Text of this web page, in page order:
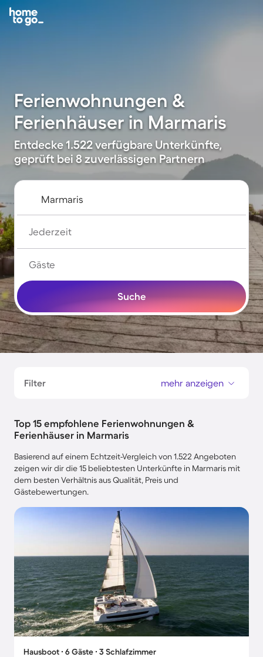
Ferienwohnungen &
Ferienhäuser in Marmaris
Entdecke 1.522 verfügbare Unterkünfte,
geprüft bei 8 zuverlässigen Partnern
Jederzeit
Gäste
Suche
Filter mehr anzeigen
Top 15 empfohlene Ferienwohnungen &
Ferienhäuser in Marmaris
Basierend auf einem Echtzeit-Vergleich von 1.522 Angeboten
zeigen wir dir die 15 beliebtesten Unterkünfte in Marmaris mit
dem besten Verhältnis aus Qualität, Preis und
Gästebewertungen.
Hausboot ∙ 6 Gäste ∙ 3 Schlafzimmer